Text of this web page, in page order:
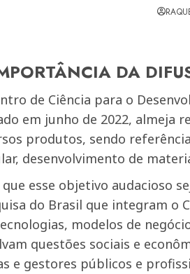
DA
de Ciência para o
em junho de 2022, almeja
produtos, sendo
desenvolvimento de
que esse objetivo audacioso
do Brasil que integram o
modelos de
questões sociais e
e gestores públicos e